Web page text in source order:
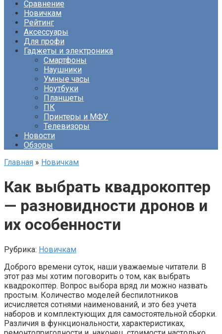
Сравнение
Новичкам
Рейтинг
Аксессуары
Для профи
Гаджеты и электроника
Смартфоны
Наушники
Умные часы
Ноутбуки
Планшеты
ПК
Принтеры и МФУ
Телевизоры
Новости
Обзоры
Главная » Новичкам
Как выбрать квадрокоптер
— разновидности дронов и
их особенности
Рубрика: Новичкам
Доброго времени суток, наши уважаемые читатели. В
этот раз мы хотим поговорить о том, как выбрать
квадрокоптер. Вопрос выбора вряд ли можно назвать
простым. Количество моделей беспилотников
исчисляется сотнями наименований, и это без учета
наборов и комплектующих для самостоятельной сборки.
Различия в функциональности, характеристиках,